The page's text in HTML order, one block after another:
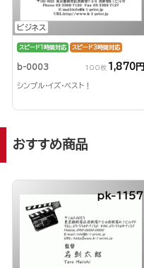
ビジネス
スピード1時間対応 スピード3時間対応
b-0003 100枚 1,870円
シンプル・イズ・ベスト！
おすすめ商品
pk-1157